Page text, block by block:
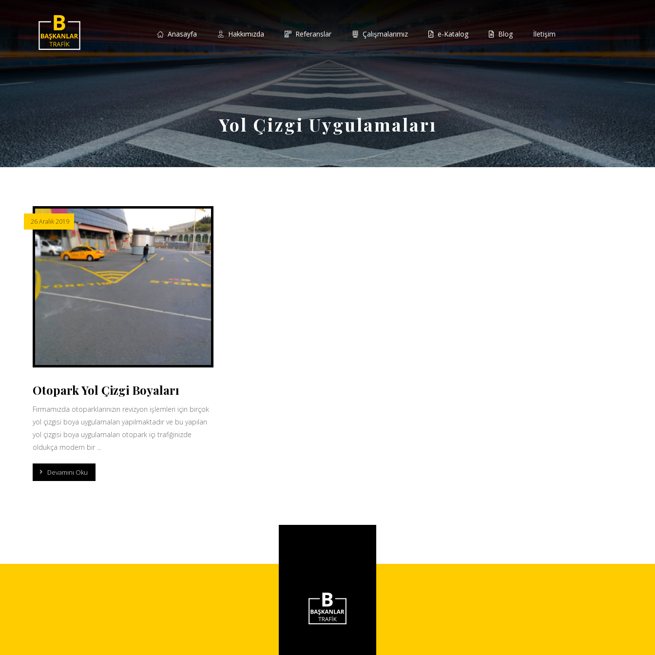
Anasayfa Hakkımızda Referanslar Çalışmalarımız e-Katalog Blog İletişim
Yol Çizgi Uygulamaları
Otopark Yol Çizgi Boyaları
26 Aralık 2019
Firmamızda otoparklarınızın revizyon işlemleri için birçok
yol çizgisi boya uygulamaları yapılmaktadır ve bu yapılan
yol çizgisi boya uygulamaları otopark içi trafiğinizde
oldukça modern bir ...
Devamını Oku